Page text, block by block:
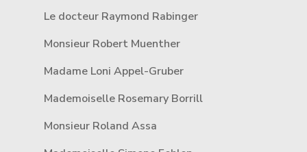
Le docteur Raymond Rabinger
Monsieur Robert Muenther
Madame Loni Appel-Gruber
Mademoiselle Rosemary Borrill
Monsieur Roland Assa